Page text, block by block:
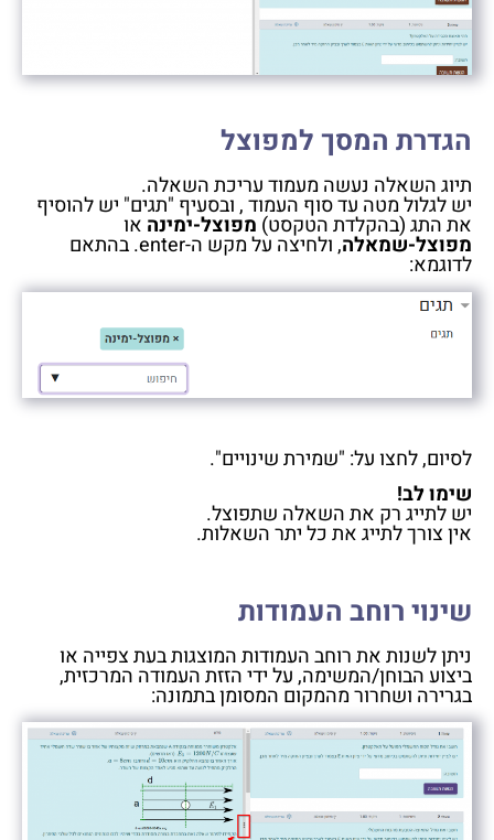
הגדרת המסך למפוצל
תיוג השאלה נעשה מעמוד עריכת השאלה.
יש לגלול מטה עד סוף העמוד , ובסעיף "תגים" יש להוסיף
את התג (בהקלדת הטקסט)מפוצל-ימינהאו
מפוצל-שמאלה , ולחיצה על מקש ה-enter. בהתאם
לדוגמא:
לסיום, לחצו על: "שמירת שינויים".
שימו לב!
יש לתייג רק את השאלה שתפוצל.
אין צורך לתייג את כל יתר השאלות.
שינוי רוחב העמודות
ניתן לשנות את רוחב העמודות המוצגות בעת צפייה או
ביצוע הבוחן/המשימה, על ידי הזזת העמודה המרכזית,
בגרירה ושחרור מהמקום המסומן בתמונה: